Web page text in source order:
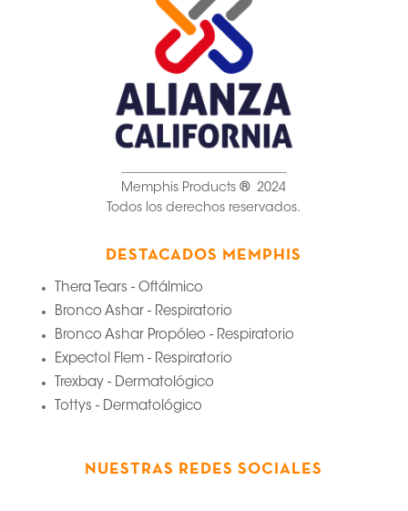
Memphis Products ® 2024
Todos los derechos reservados.
DESTACADOS MEMPHIS
Thera Tears - Oftálmico
Bronco Ashar - Respiratorio
Bronco Ashar Propóleo - Respiratorio
Expectol Flem - Respiratorio
Trexbay - Dermatológico
Tottys - Dermatológico
NUESTRAS REDES SOCIALES